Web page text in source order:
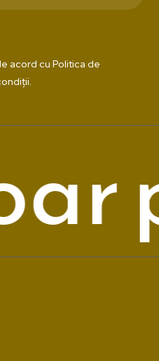
acord cuPolitica de
.